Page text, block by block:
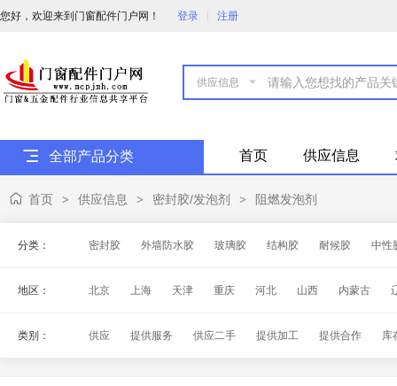
您好，欢迎来到门窗配件门户网！ 登录 注册

全部产品分类 首页 供应信息
首页 > 供应信息 > 密封胶/发泡剂 > 阻燃发泡剂
分类： 密封胶 外墙防水胶 玻璃胶 结构胶 耐候胶 中性
地区：
北京 上海 天津 重庆 河北 山西 内蒙古
类别：
供应 提供服务 供应二手 提供加工 提供合作 库